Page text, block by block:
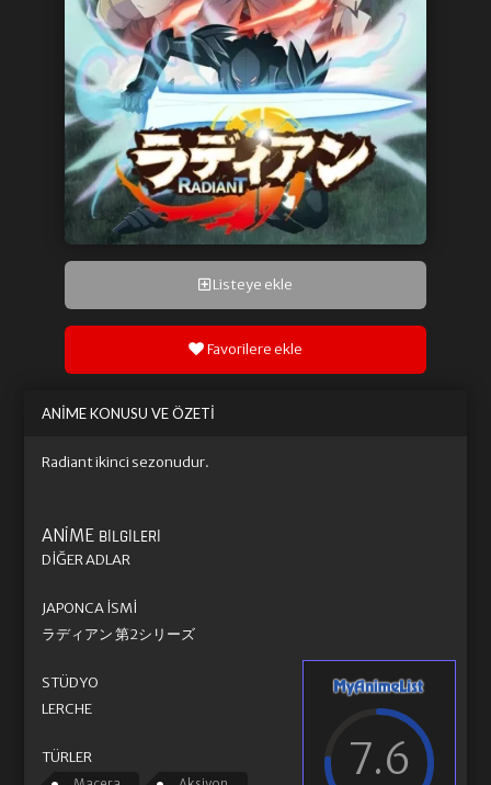
ANIME KONUSU VE ÖZETI
Radiant ikinci sezonudur.
7.6
ANIME BILGILERI
DIĞER ADLAR
JAPONCA İSMI
ラディアン 第2シリーズ
STÜDYO
LERCHE
TÜRLER
Listeye ekle
Favorilere ekle